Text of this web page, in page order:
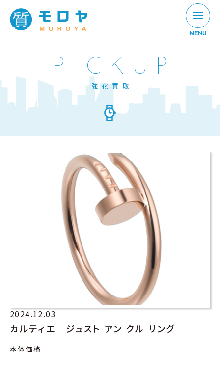
MENU
PICKUP
強化買取
2024.12.03
カルティエ ジュスト アン クル リング
本体価格